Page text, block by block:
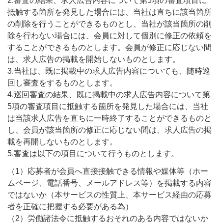
抵触する箇所を発見した場合には、当社は直ちに該当箇所
の削除を行うことができるものとし、当社が該当箇所の削
除を行わない場合には、会員に対して個別に修正の依頼を
することができるものとします。会員が修正に応じない間
は、求人広告の掲載を開始しないものとします。
3.当社は、既に掲載中の求人広告内容についても、随時巡
回し審査をするものとします。
4.巡回審査の結果、既に掲載中の求人広告内容について第
5項の審査項目に抵触する箇所を発見した場合には、当社
は当該求人広告を直ちに一時終了することができるものと
し、会員が該当箇所の修正に応じない間は、求人広告の掲
載を再開しないものとします。
5.審査は以下の項目について行うものとします。
（1）応募者が会員へ直接接触できる情報や媒体等（ホー
ムページ、電話番号、メールアドレス等）を掲載する内容
ではないか（本サービスの性質上、本サービス経由の応募
者を正確に把握する必要がある為）
（2）労働諸法令に抵触するおそれのある内容ではないか